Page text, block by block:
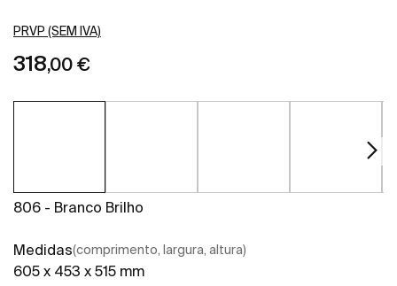
PRVP (SEM IVA)
318,00 €
806 - Branco Brilho
Medidas(comprimento, largura, altura)
605 x 453 x 515 mm